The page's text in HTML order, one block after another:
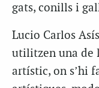
gats, conills i
Lucio Carlos
utilitzen una de
artístic, on s’hi